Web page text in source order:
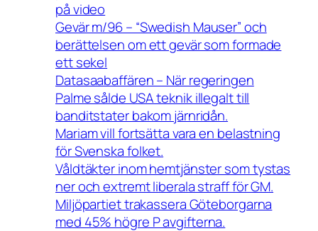
på video
Gevär m/96 – “Swedish Mauser” och
berättelsen om ett gevär som formade
ett sekel
Datasaabaffären – När regeringen
Palme sålde USA teknik illegalt till
banditstater bakom järnridån.
Mariam vill fortsätta vara en belastning
för Svenska folket.
Våldtäkter inom hemtjänster som tystas
ner och extremt liberala straff för GM.
Miljöpartiet trakassera Göteborgarna
med 45% högre P avgifterna.